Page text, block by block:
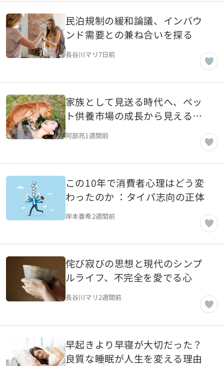
民泊規制の緩和論議、インバウ
ンド需要との兼ね合いを探る
長谷川マリ7日前
家族として見送る時代へ、ペッ
ト供養市場の成長から見える価
値観の変化
阿部亮1週間前
この10年で消費者心理はどう変
わったのか ：タイパ志向の正体
岸本亜希2週間前
侘び寂びの思想と現代のシンプ
ルライフ、不完全を愛でる心
長谷川マリ2週間前
早起きより早寝が大切だった？
良質な睡眠が人生を変える理由